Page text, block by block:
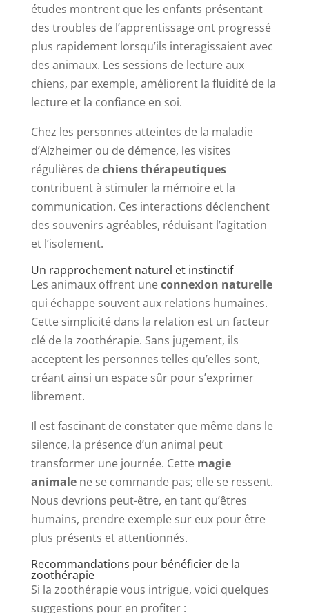
études montrent que les enfants présentant
des troubles de l’apprentissage ont progressé
plus rapidement lorsqu’ils interagissaient avec
des animaux. Les sessions de lecture aux
chiens, par exemple, améliorent la fluidité de la
lecture et la confiance en soi.
Chez les personnes atteintes de la maladie
d’Alzheimer ou de démence, les visites
régulières dechiens thérapeutiques
contribuent à stimuler la mémoire et la
communication. Ces interactions déclenchent
des souvenirs agréables, réduisant l’agitation
et l’isolement.
Un rapprochement naturel et instinctif
Les animaux offrent uneconnexion naturelle
qui échappe souvent aux relations humaines.
Cette simplicité dans la relation est un facteur
clé de la zoothérapie. Sans jugement, ils
acceptent les personnes telles qu’elles sont,
créant ainsi un espace sûr pour s’exprimer
librement.
Il est fascinant de constater que même dans le
silence, la présence d’un animal peut
transformer une journée. Cette magie
animalene se commande pas; elle se ressent.
Nous devrions peut-être, en tant qu’êtres
humains, prendre exemple sur eux pour être
plus présents et attentionnés.
Recommandations pour bénéficier de la
zoothérapie
Si la zoothérapie vous intrigue, voici quelques
suggestions pour en profiter :